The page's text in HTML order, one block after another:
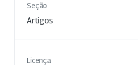
Seção
Artigos
Licença